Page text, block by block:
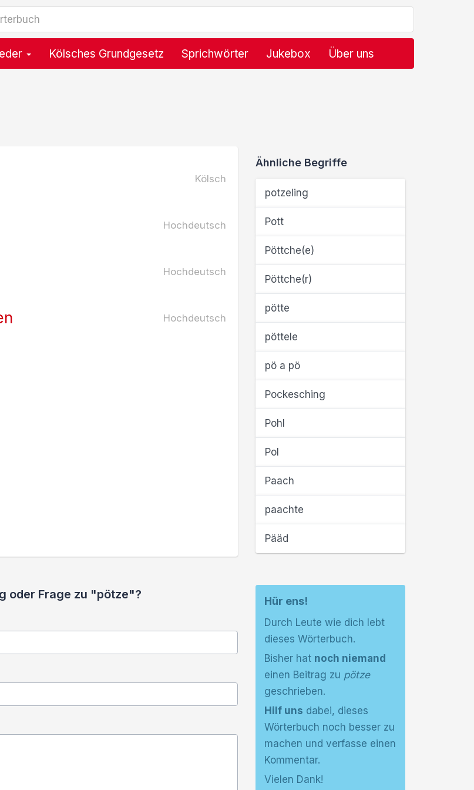
Kölsches Grundgesetz Sprichwörter Jukebox Über uns
Kölsch
Hochdeutsch
Hochdeutsch
Hochdeutsch
Ähnliche Begriffe
potzeling
Pott
Pöttche(e)
Pöttche(r)
pötte
pöttele
pö a pö
Pockesching
Pohl
Pol
Paach
paachte
Pääd
oder Frage zu "pötze"? Hür ens!
Durch Leute wie dich lebt
dieses Wörterbuch.
Bisher hat noch niemand
einen Beitrag zu pötze
geschrieben.
Hilf uns dabei, dieses
Wörterbuch noch besser zu
machen und verfasse einen
Kommentar.
Vielen Dank!